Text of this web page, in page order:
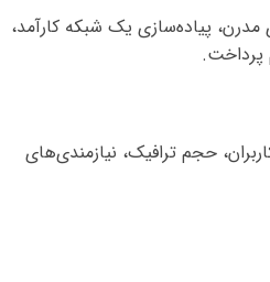
مدرن، پیاده‌سازی یک شبکه کارآمد،
پرداخت.
حجم ترافیک، نیازمندی‌های